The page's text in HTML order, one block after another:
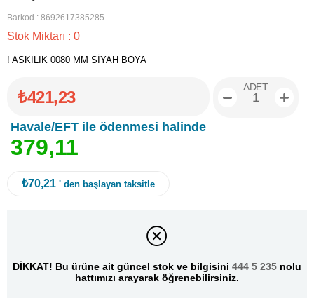
Barkod : 8692617385285
Stok Miktarı : 0
! ASKILIK 0080 MM SİYAH BOYA
₺421,23
Havale/EFT ile ödenmesi halinde
379,11
ADET
₺70,21 ' den başlayan taksitle
DİKKAT! Bu ürüne ait güncel stok ve bilgisini 444 5 235 nolu
hattımızı arayarak öğrenebilirsiniz.